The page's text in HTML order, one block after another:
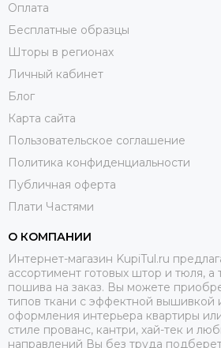
Оплата
Бесплатные образцы
Шторы в регионах
Личный кабинет
Блог
Карта сайта
Пользовательское соглашение
Политика конфиденциальности
Публичная оферта
Плати Частями
О КОМПАНИИ
Интернет-магазин KupiTul.ru
ассортимент готовых штор и тюля,
пошива на заказ. Вы можете
типов ткани с эффектной вышивкой
оформления интерьера квартиры
стиле прованс, кантри, хай-тек и
направлений Вы без труда